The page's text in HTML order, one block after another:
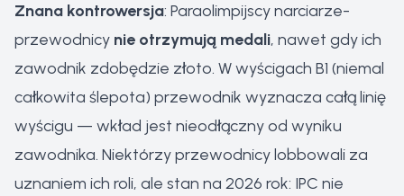
Znana kontrowersja: Paraolimpijscy narciarze-
przewodnicy nie otrzymują medali, nawet gdy ich
zawodnik zdobędzie złoto. W wyścigach B1 (niemal
całkowita ślepota) przewodnik wyznacza całą linię
wyścigu — wkład jest nieodłączny od wyniku
zawodnika. Niektórzy przewodnicy lobbowali za
uznaniem ich roli, ale stan na 2026 rok: IPC nie